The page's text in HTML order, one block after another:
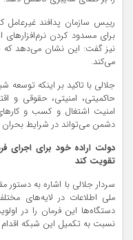
رییس سازمان پدافند غیرعامل
برای مسدود کردن
نیز گفت: این نشان می‌دهد که
می‌کند.
جلالی با تاکید بر اینکه
حاکمیتی، امنیتی، حقوقی و
امنیت اشتغال و کسب و
دشمن می‌تواند در شرایط بحران
دولت اراده خود برای اجرای
تقویت کند
سردار جلالی با اشاره به
ملی اطلاعات در لایه‌های
دستگاه‌ها این فرمان را در
نسبت به تکمیل این شبکه اقدام